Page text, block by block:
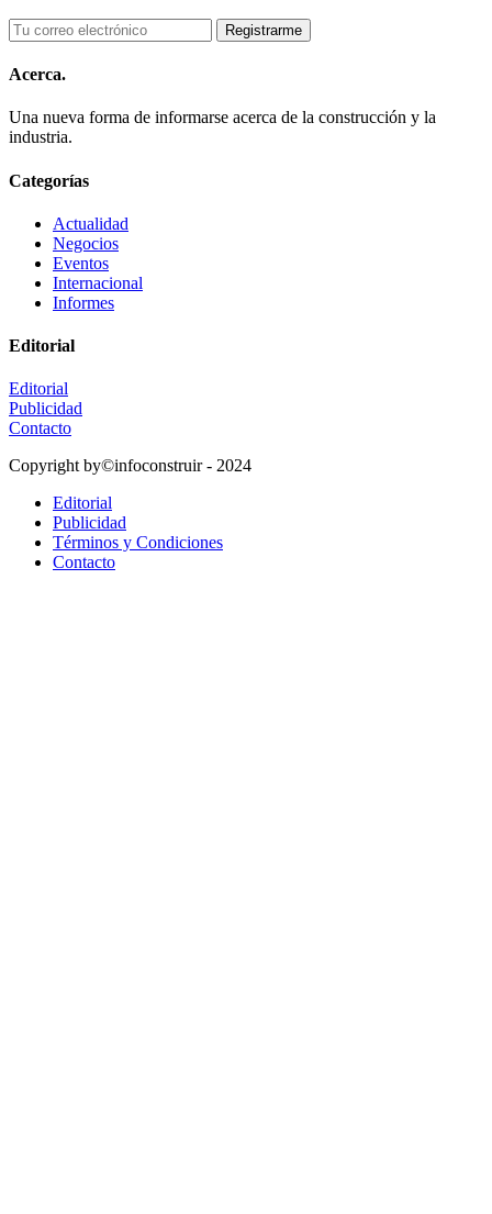
Acerca.
Una nueva forma de informarse acerca de la construcción y la
industria.
Categorías
Actualidad
Negocios
Eventos
Internacional
Informes
Editorial
Editorial
Publicidad
Contacto
Copyright by©infoconstruir - 2024
Editorial
Publicidad
Términos y Condiciones
Contacto